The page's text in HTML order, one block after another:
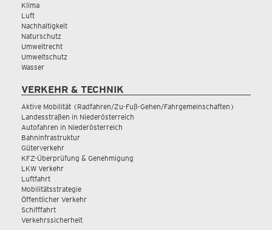
Klima
Luft
Nachhaltigkeit
Naturschutz
Umweltrecht
Umweltschutz
Wasser
VERKEHR & TECHNIK
Aktive Mobilität (Radfahren/Zu-Fuß-Gehen/Fahrgemeinschaften)
Landesstraßen in Niederösterreich
Autofahren in Niederösterreich
Bahninfrastruktur
Güterverkehr
KFZ-Überprüfung & Genehmigung
LKW Verkehr
Luftfahrt
Mobilitätsstrategie
Öffentlicher Verkehr
Schifffahrt
Verkehrssicherheit